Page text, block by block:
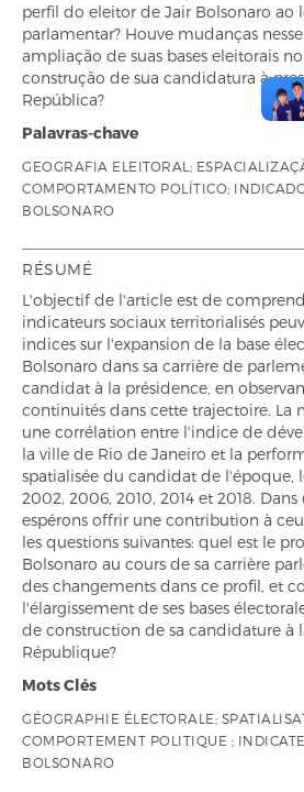
perfil do eleitor de Jair Bolsonaro ao
parlamentar? Houve mudanças
ampliação de suas bases eleitorais
construção de sua candidatura à
República?
Palavras-chave
GEOGRAFIA ELEITORAL;
COMPORTAMENTO POLÍTICO;
BOLSONARO
RÉSUMÉ
L'objectif de l'article est de
indicateurs sociaux territorialisés
indices sur l'expansion de la base
Bolsonaro dans sa carrière de
candidat à la présidence, en
continuités dans cette trajectoire. La
une corrélation entre l'indice de
la ville de Rio de Janeiro et la
spatialisée du candidat de l'époque,
2002, 2006, 2010, 2014 et 2018.
espérons offrir une contribution à
les questions suivantes: quel est le
Bolsonaro au cours de sa carrière
des changements dans ce profil, et
l'élargissement de ses bases
de construction de sa candidature à
République?
Mots Clés
GÉOGRAPHIE ÉLECTORALE;
COMPORTEMENT POLITIQUE ;
BOLSONARO